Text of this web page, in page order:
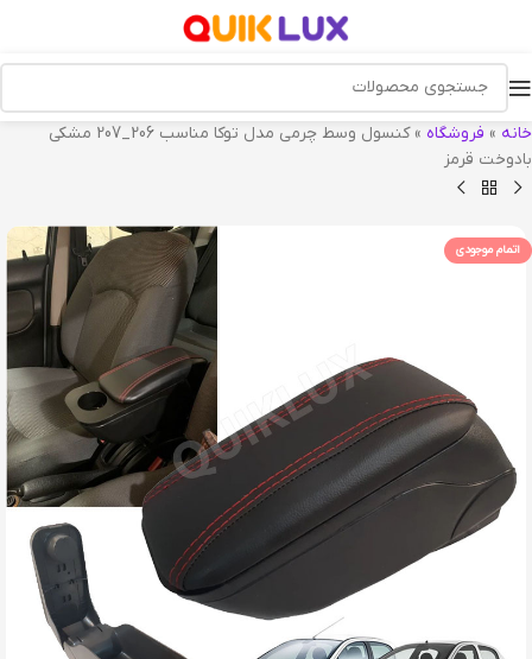
خانه » فروشگاه »
کنسول وسط چرمی مدل توکا مناسب 206_207 مشکی
بادوخت قرمز
اتمام موجودی